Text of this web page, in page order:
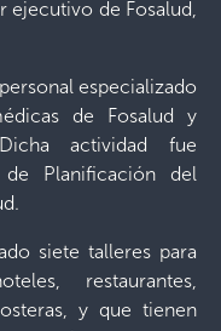
ejecutivo de Fosalud,
especializado
de Fosalud y
actividad fue
Planificación del
siete talleres para
restaurantes,
y que tienen